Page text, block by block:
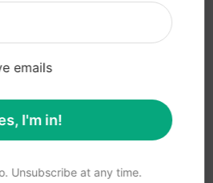
© 2026
registered trademarks are the
brand names are registered
emails
I'm in!
Unsubscribe at any time.